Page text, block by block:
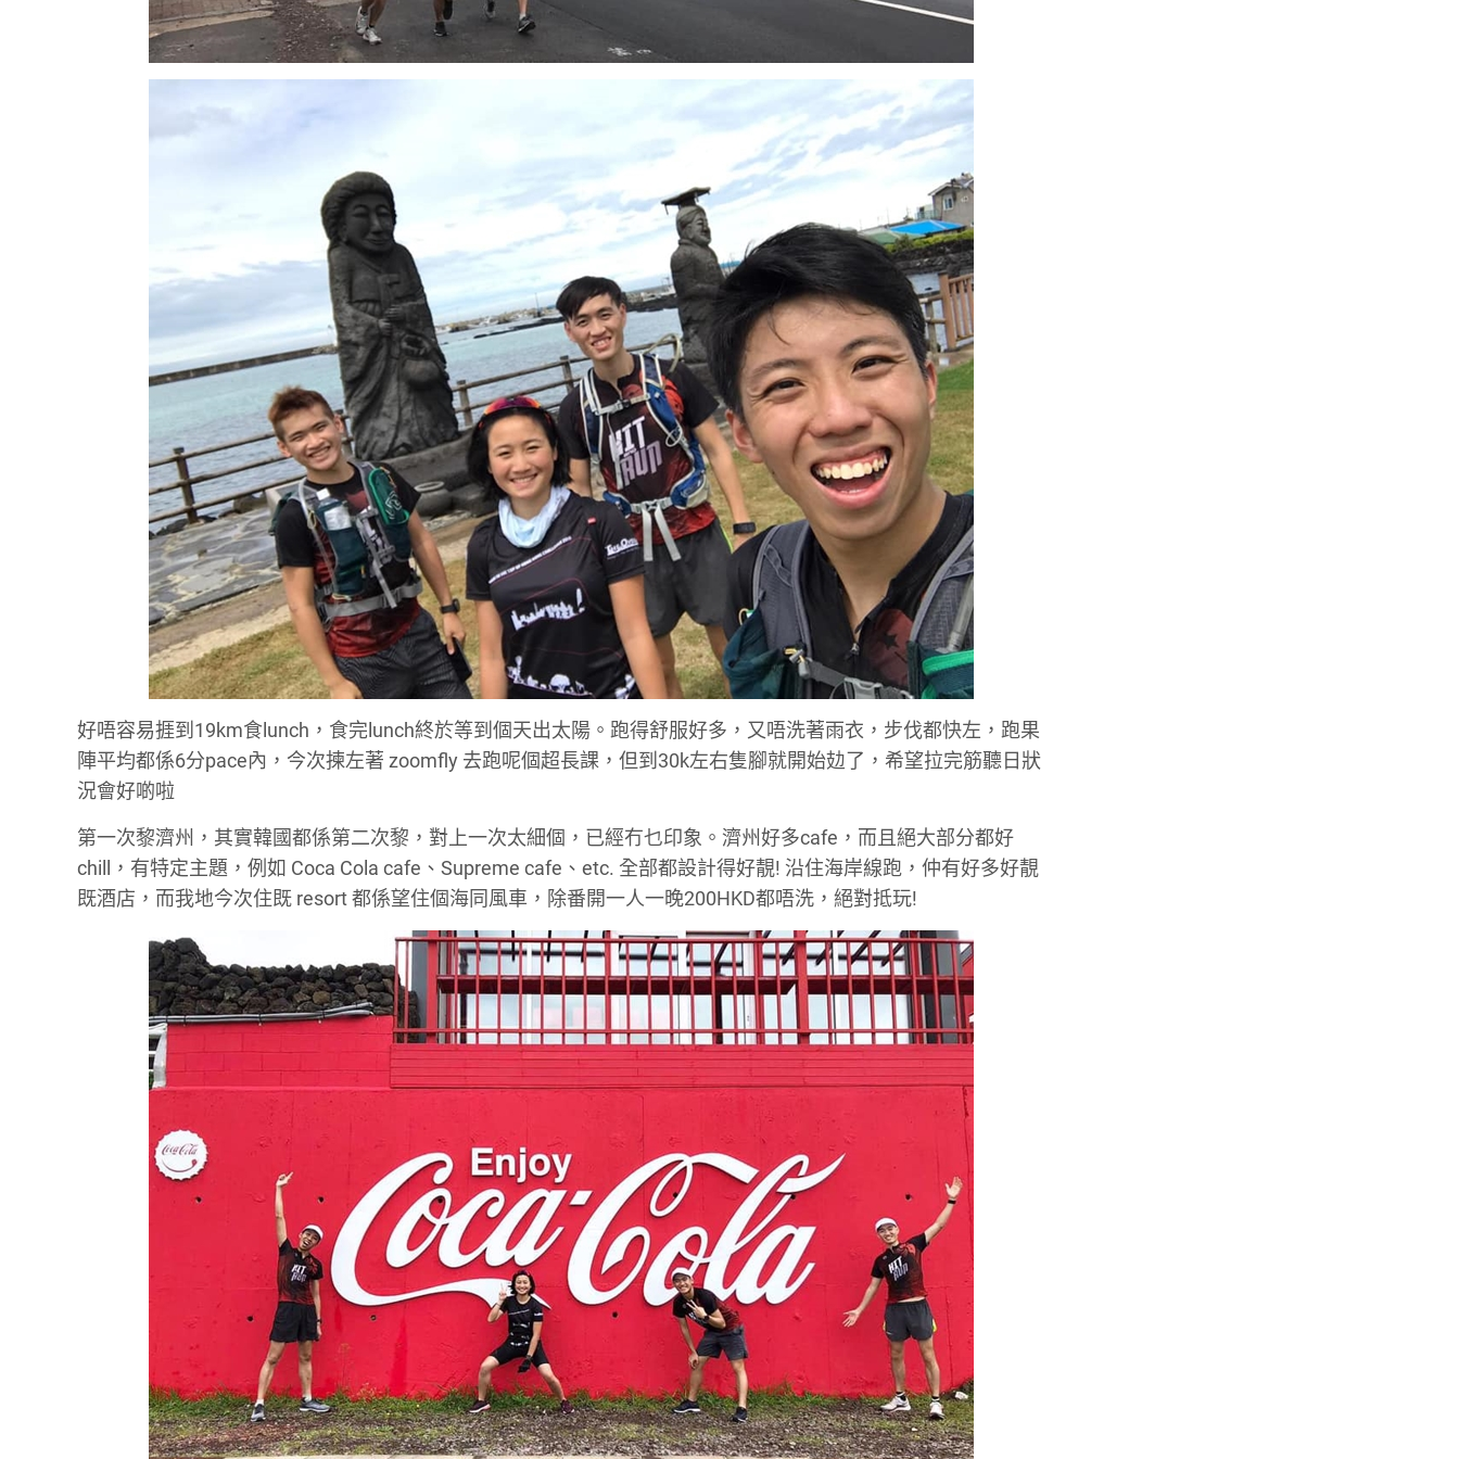
好唔容易捱到19km食lunch，食完lunch終於等到個天出太陽。跑得舒服好多，又唔洗著雨衣，步伐都快左，跑果
陣平均都係6分pace內，今次揀左著 zoomfly 去跑呢個超長課，但到30k左右隻腳就開始攰了，希望拉完筋聽日狀
況會好啲啦
第一次黎濟州，其實韓國都係第二次黎，對上一次太細個，已經冇乜印象。濟州好多cafe，而且絕大部分都好
chill，有特定主題，例如 Coca Cola cafe、Supreme cafe、etc. 全部都設計得好靚! 沿住海岸線跑，仲有好多好靚
既酒店，而我地今次住既 resort 都係望住個海同風車，除番開一人一晚200HKD都唔洗，絕對抵玩!